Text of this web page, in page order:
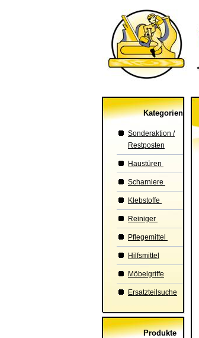
Kategorien
Sonderaktion /
Restposten
Haustüren
Scharniere
Klebstoffe
Reiniger
Pflegemittel
Hilfsmittel
Möbelgriffe
Ersatzteilsuche
Produkte